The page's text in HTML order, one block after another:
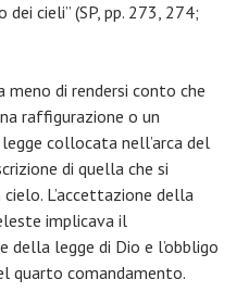
cieli” (SP, pp. 273, 274;
meno di rendersi conto che
raffigurazione o un
collocata nell’arca del
di quella che si
L’accettazione della
implicava il
della legge di Dio e l’obbligo
quarto comandamento.